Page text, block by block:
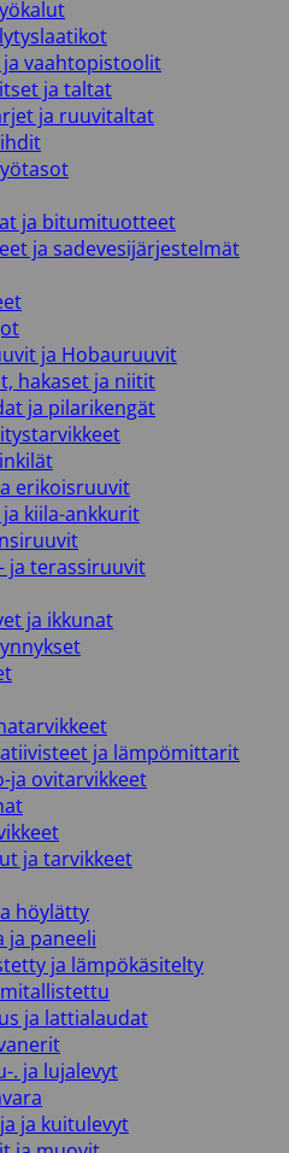
vaahtopistoolit
ja taltat
ja ruuvitaltat
ja bitumituotteet
ja sadevesijärjestelmät
ja Hobauruuvit
hakaset ja niitit
ja pilarikengät
erikoisruuvit
kiila-ankkurit
ja terassiruuvit
ja ikkunat
ja lämpömittarit
ja ovitarvikkeet
ja tarvikkeet
höylätty
ja paneeli
ja lämpökäsitelty
ja lattialaudat
. ja lujalevyt
ja kuitulevyt